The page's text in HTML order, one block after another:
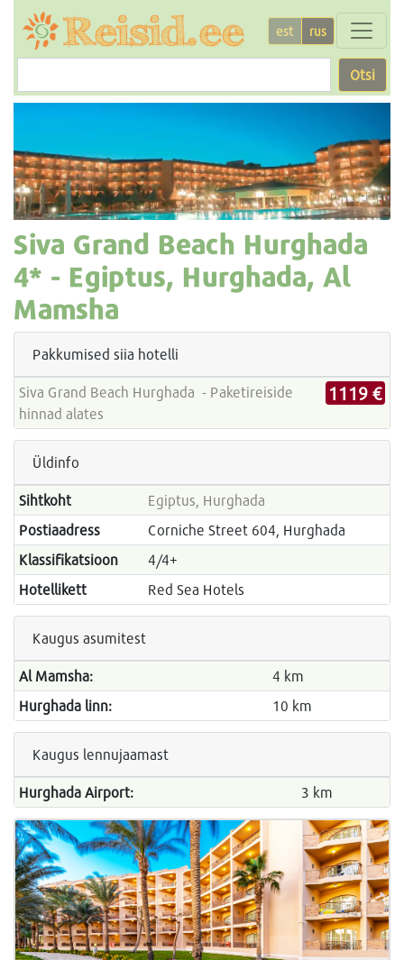
est rus
Otsi
Siva Grand Beach Hurghada
4* - Egiptus, Hurghada, Al
Mamsha
Pakkumised siia hotelli
Siva Grand Beach Hurghada - Paketireiside
hinnad alates
1119 €
Üldinfo
Sihtkoht
Egiptus, Hurghada
Postiaadress
Corniche Street 604, Hurghada
Klassifikatsioon
4/4+
Hotellikett
Red Sea Hotels
Kaugus asumitest
Al Mamsha:
4 km
Hurghada linn:
10 km
Kaugus lennujaamast
Hurghada Airport: 3 km